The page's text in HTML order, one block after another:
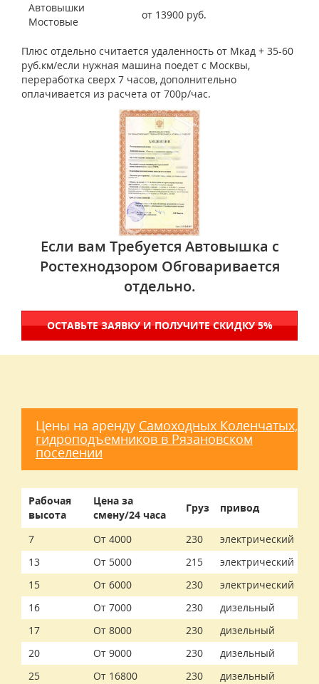
Автовышки
Мостовые
от 13900 руб.
Плюс отдельно считается удаленность от Мкад + 35-60
руб.км/если нужная машина поедет с Москвы,
переработка сверх 7 часов, дополнительно
оплачивается из расчета от 700р/час.
Если вам Требуется Автовышка с
Ростехнодзором Обговаривается
отдельно.
ОСТАВЬТЕ ЗАЯВКУ И ПОЛУЧИТЕ СКИДКУ 5%
Цены на аренду Самоходных Коленчатых,
гидроподъемников в Рязановском
поселении
Рабочая
высота
Цена за
смену/24 часа
Груз привод
7 От 4000 230
электрический
13
От 5000 215
электрический
15
От 6000 230
электрический
16
От 7000 230
дизельный
17
От 8000 230
дизельный
20
От 9000 230
дизельный
25
От 16800 230 дизельный